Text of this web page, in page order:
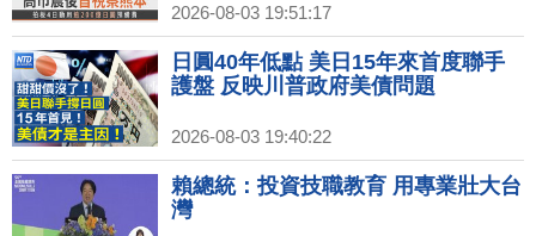
2026-08-03 19:51:17
日圓40年低點 美日15年來首度聯手
護盤 反映川普政府美債問題
2026-08-03 19:40:22
賴總統：投資技職教育 用專業壯大台
灣